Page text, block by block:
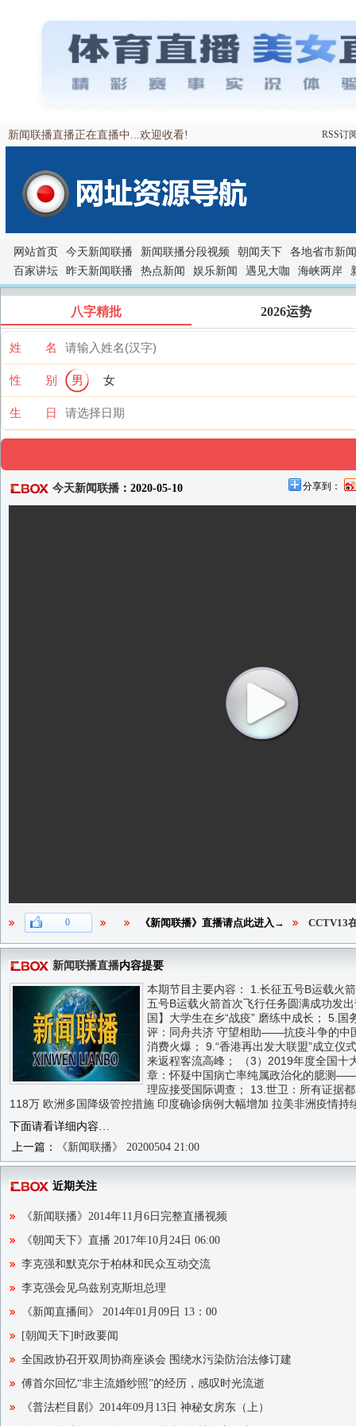
新闻联播直播正在直播中...欢迎收看! RSS订
网站首页 今天新闻联播 新闻联播分段视频 朝闻天下
各地省市新
百家讲坛
昨天新闻联播 热点新闻 娱乐新闻 遇见大咖 海峡两岸
八字精批 2026运势
姓 名
性 别 男 女
生 日
今天新闻联播 ：2020-05-10 分享到：
0 《新闻联播》直播请点此进入→ CCTV13
新闻联播直播内容提要
本期节目主要内容： 1.长征五号B运载火
五号B运载火箭首次飞行任务圆满成功发
国】大学生在乡“战疫” 磨练中成长； 5.
评：同舟共济 守望相助——抗疫斗争的中
消费火爆； 9.“香港再出发大联盟”成立仪
来返程客流高峰； （3）2019年度全国十
章：怀疑中国病亡率纯属政治化的臆测
理应接受国际调查； 13.世卫：所有证据
118万 欧洲多国降级管控措施 印度确诊病例大幅增加 拉美非洲疫情
下面请看详细内容…
上一篇：
《新闻联播》 20200504 21:00
近期关注
《新闻联播》2014年11月6日完整直播视频
《朝闻天下》直播 2017年10月24日 06:00
李克强和默克尔于柏林和民众互动交流
李克强会见乌兹别克斯坦总理
《新闻直播间》 2014年01月09日 13：00
[朝闻天下]时政要闻
全国政协召开双周协商座谈会 围绕水污染防治法修订建
傅首尔回忆“非主流婚纱照”的经历，感叹时光流逝
《普法栏目剧》2014年09月13日 神秘女房东（上）